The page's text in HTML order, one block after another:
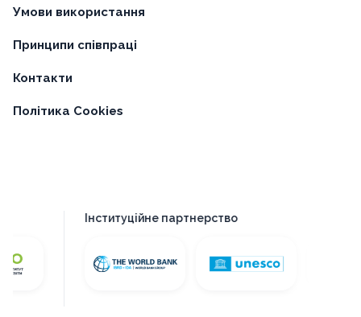
Умови використання
Принципи співпраці
Контакти
Політика Cookies
Інституційне партнерство